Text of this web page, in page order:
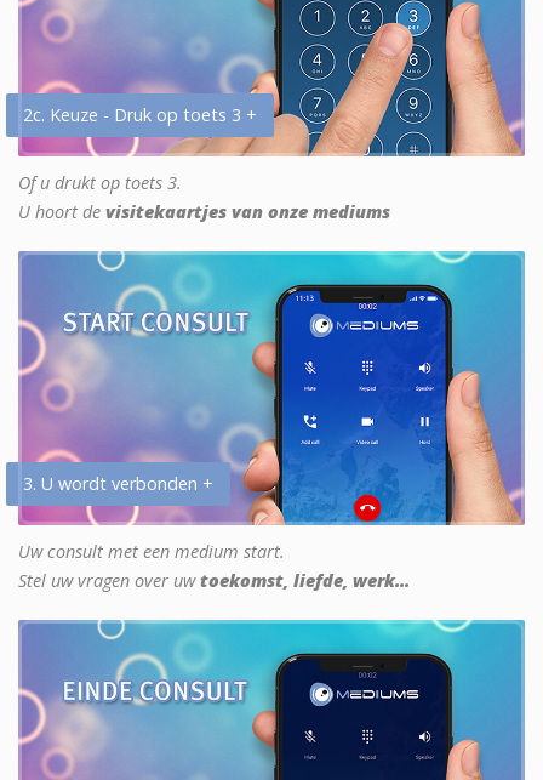
2c. Keuze - Druk op toets 3 +
Of u drukt op toets 3.
U hoort de visitekaartjes van onze mediums
3. U wordt verbonden +
Uw consult met een medium start.
Stel uw vragen over uwtoekomst, liefde, werk...